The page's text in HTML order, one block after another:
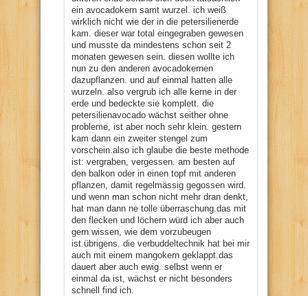
ein avocadokern samt wurzel. ich weiß
wirklich nicht wie der in die petersilienerde
kam. dieser war total eingegraben gewesen
und musste da mindestens schon seit 2
monaten gewesen sein. diesen wollte ich
nun zu den anderen avocadokernen
dazupflanzen. und auf einmal hatten alle
wurzeln. also vergrub ich alle kerne in der
erde und bedeckte sie komplett. die
petersilienavocado wächst seither ohne
probleme, ist aber noch sehr klein. gestern
kam dann ein zweiter stengel zum
vorschein.also ich glaube die beste methode
ist: vergraben, vergessen. am besten auf
den balkon oder in einen topf mit anderen
pflanzen, damit regelmässig gegossen wird.
und wenn man schon nicht mehr dran denkt,
hat man dann ne tolle überraschung.das mit
den flecken und löchern würd ich aber auch
gern wissen, wie dem vorzubeugen
ist.übrigens. die verbuddeltechnik hat bei mir
auch mit einem mangokern geklappt.das
dauert aber auch ewig. selbst wenn er
einmal da ist, wächst er nicht besonders
schnell find ich.